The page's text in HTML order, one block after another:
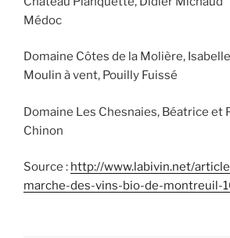
Médoc
Domaine Côtes de la Molière,
Moulin à vent, Pouilly Fuissé
Domaine Les Chesnaies, Béatrice et
Chinon
Source : http://www.labivin.net/
marche-des-vins-bio-de-montreuil-